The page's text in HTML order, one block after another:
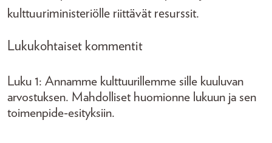
kulttuuriministeriölle riittävät resurssit.
Lukukohtaiset kommentit
Luku 1: Annamme kulttuurillemme sille kuuluvan
arvostuksen. Mahdolliset huomionne lukuun ja sen
toimenpide-esityksiin.